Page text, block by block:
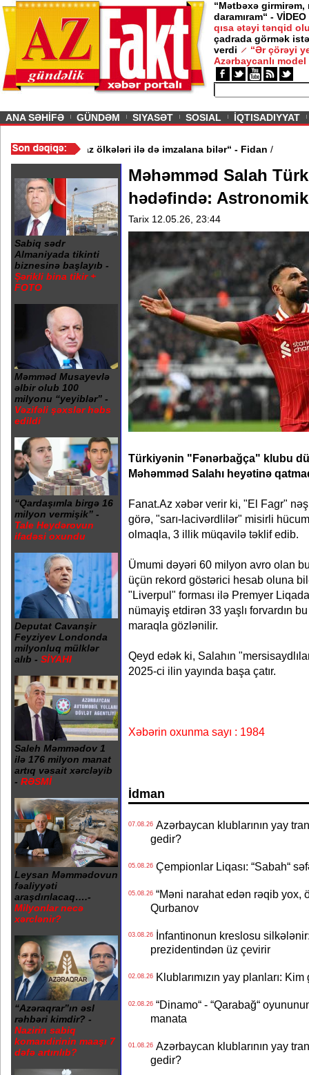
“Mətbəxə girmirəm,
daramıram“ - VİDEO
qısa ətəyi tənqid
çadrada görmək
verdi
“Ər çörəyi
Azərbaycanlı model
ANA SƏHİFƏ GÜNDƏM SIYASƏT SOSIAL İQTISADIYYAT
oxşar anlaşma Qafqaz ölkələri ilə də imzalana bilər“ - Fidan
Sabiq sədr
Almaniyada tikinti
biznesinə başlayıb -
Şərikli bina tikir +
FOTO
Məmməd Musayevlə
əlbir olub 100
milyonu “yeyiblər” -
Vəzifəli şəxslər həbs
edildi
“Qardaşımla birgə 16
milyon vermişik” -
Tale Heydərovun
ifadəsi oxundu
Deputat Cavanşir
Feyziyev Londonda
milyonluq mülklər
alıb - SİYAHI
Saleh Məmmədov 1
ilə 176 milyon manat
artıq vəsait xərcləyib
- RƏSMİ
Leysan Məmmədovun
fəaliyyəti
araşdırılacaq….-
Milyonlar necə
xərclənir?
“Azəraqrar”ın əsl
rəhbəri kimdir? -
Nazirin sabiq
komandirinin maaşı 7
dəfə artırılıb?
Məhəmməd Salah
hədəfində:
Tarix 12.05.26, 23:44
Türkiyənin "Fənərbağça" klubu
Məhəmməd Salahı heyətinə
Fanat.Az xəbər verir ki, "El Fagr"
görə, "sarı-lacivərdlilər" misirli
olmaqla, 3 illik müqavilə təklif edib.
Ümumi dəyəri 60 milyon avro olan
üçün rekord göstərici hesab oluna
"Liverpul" forması ilə Premyer
nümayiş etdirən 33 yaşlı forvardın
maraqla gözlənilir.
Qeyd edək ki, Salahın
2025-ci ilin yayında başa çatır.
Xəbərin oxunma sayı : 1984
İdman
07.08.26Azərbaycan klublarının yay
gedir?
05.08.26Çempionlar Liqası: “Sabah“
05.08.26“Məni narahat edən rəqib yox,
Qurbanov
03.08.26İnfantinonun kreslosu
prezidentindən üz çevirir
02.08.26Klublarımızın yay planları:
02.08.26“Dinamo“ - “Qarabağ“
manata
01.08.26Azərbaycan klublarının yay
gedir?